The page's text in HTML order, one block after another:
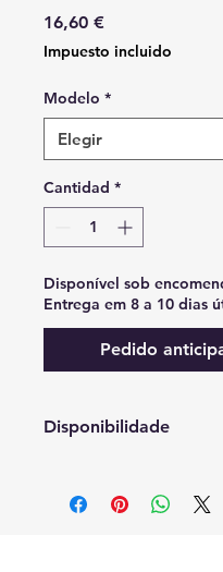
16,60 €
Impuesto incluido
Modelo *
Cantidad *
Disponível sob
Entrega em 8 a 10 dias
Pedido
Disponibilidade
Entrega em 8 a 10 dias